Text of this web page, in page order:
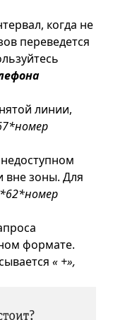
когда не
переведется
линии,
вне зоны. Для
формате.
« +»,